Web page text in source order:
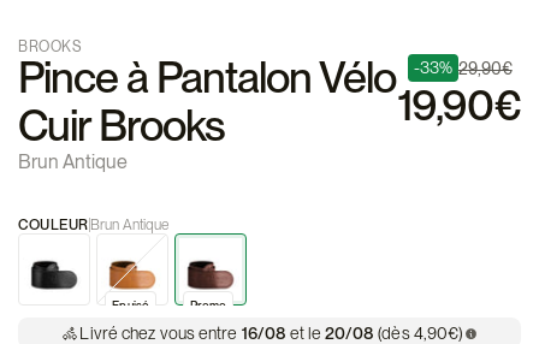
BROOKS
Pince à Pantalon Vélo
Cuir Brooks
Brun Antique
-33% 29,90€
19,90€
COULEUR Brun Antique
Epuisé
Epuisé Promo
Livré chez vous entre 16/08 et le 20/08 (dès 4,90€)